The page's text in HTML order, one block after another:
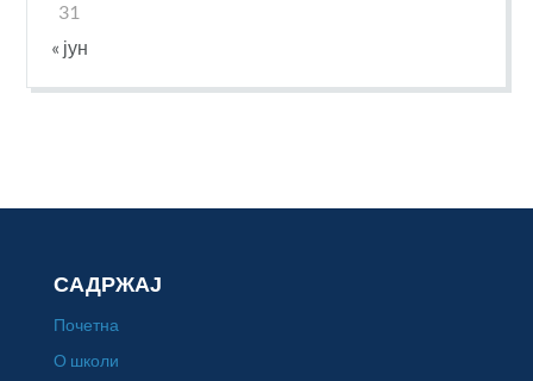
31
« јун
САДРЖАЈ
Почетна
О школи